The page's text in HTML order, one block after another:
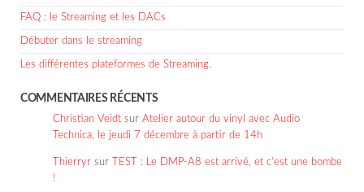
FAQ : le Streaming et les DACs
Débuter dans le streaming
Les différentes plateformes de Streaming.
COMMENTAIRES RÉCENTS
Christian Veidt sur Atelier autour du vinyl avec Audio
Technica, le jeudi 7 décembre à partir de 14h
Thierryr sur
TEST : Le DMP-A8 est arrivé, et c’est une bombe
!